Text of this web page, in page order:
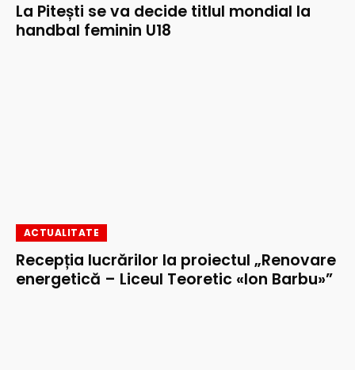
La Pitești se va decide titlul mondial la
handbal feminin U18
ACTUALITATE
Recepția lucrărilor la proiectul „Renovare
energetică – Liceul Teoretic «Ion Barbu»”